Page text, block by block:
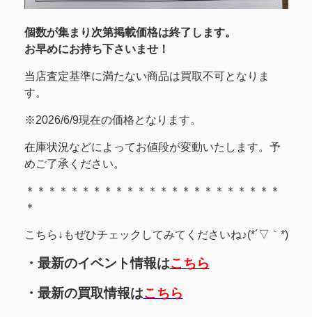
個数が集まり次第掲載価格は終了します。
お早めにお持ち下さいませ！
当店査定基準に満たない商品は買取不可となりま
す。
※2026/6/9現在の価格となります。
在庫状況などによってお値段が変動いたします。予
めご了承ください。
＊＊＊＊＊＊＊＊＊＊＊＊＊＊＊＊＊＊＊＊＊＊＊
＊
こちら↓もぜひチェックしてみてくださいね♪(*´▽｀*)
・最新のイベント情報はこちら
・最新の買取情報はこちら